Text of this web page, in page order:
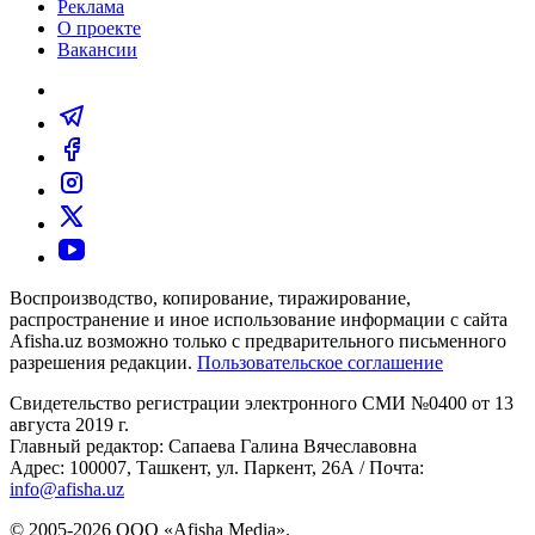
Реклама
О проекте
Вакансии
Воспроизводство, копирование, тиражирование,
распространение и иное использование информации с сайта
Afisha.uz возможно только с предварительного письменного
разрешения редакции. Пользовательское соглашение
Свидетельство регистрации электронного СМИ №0400 от 13
августа 2019 г.
Главный редактор: Сапаева Галина Вячеславовна
Адрес: 100007, Ташкент, ул. Паркент, 26А / Почта:
info@afisha.uz
© 2005-2026 ООО «Afisha Media».